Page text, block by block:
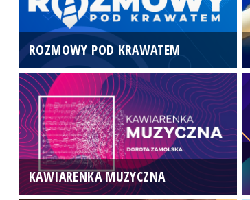
ROZMOWY POD KRAWATEM
KAWIARENKA MUZYCZNA